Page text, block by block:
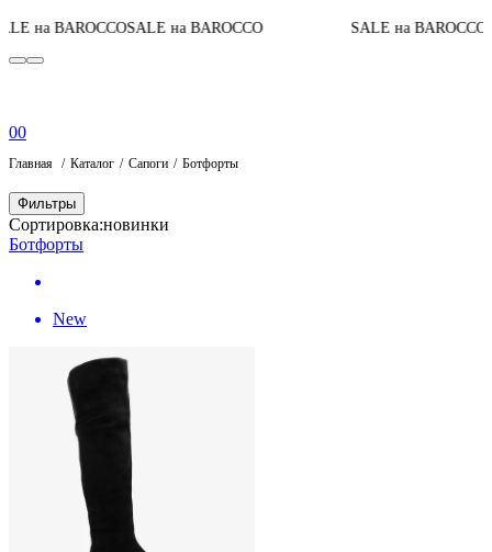
на BAROCCOSALE на BAROCCO SALE на BAROCCO
00
Главная Каталог Сапоги Ботфорты
Фильтры
Сортировка:новинки
Ботфорты
New